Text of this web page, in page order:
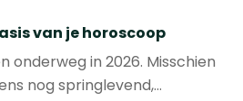
van je horoscoop
onderweg in 2026. Misschien
nog springlevend,…